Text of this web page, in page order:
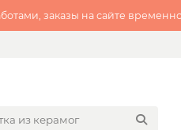
заказы на сайте